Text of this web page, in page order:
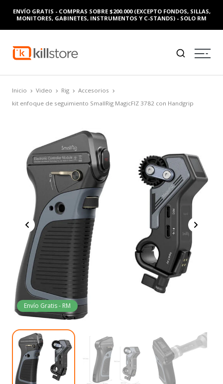
ENVÍO GRATIS - COMPRAS SOBRE $200.000 (EXCEPTO FONDOS, SILLAS,
MONITORES, GABINETES, INSTRUMENTOS Y C-STANDS) - SOLO RM
Inicio Video Rig
Accesorios
kit enfoque de seguimiento SmallRig MagicFIZ 3782 con Handgrip
Envío Gratis - RM